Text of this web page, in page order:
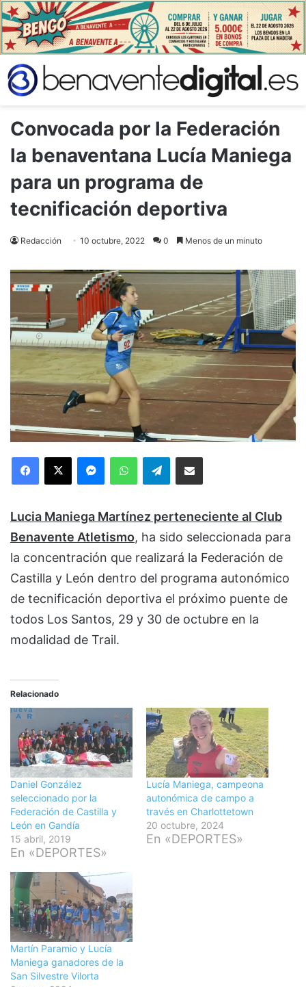
Convocada por la Federación
la benaventana Lucía Maniega
para un programa de
tecnificación deportiva
Redacción 10 octubre, 2022 0 Menos de un minuto
Facebook
X MessengerWhatsAppTelegramCompartir via Email
Lucia Maniega Martínez perteneciente al Club
Benavente Atletismo, ha sido seleccionada para
la concentración que realizará la Federación de
Castilla y León dentro del programa autonómico
de tecnificación deportiva el próximo puente de
todos Los Santos, 29 y 30 de octubre en la
modalidad de Trail.
Relacionado
Daniel González
seleccionado por la
Federación de Castilla y
León en Gandía
15 abril, 2019
En «DEPORTES»
Lucía Maniega, campeona
autonómica de campo a
través en Charlottetown
20 octubre, 2024
En «DEPORTES»
Martín Paramio y Lucía
Maniega ganadores de la
San Silvestre Vilorta